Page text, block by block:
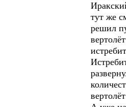
тут же
решил